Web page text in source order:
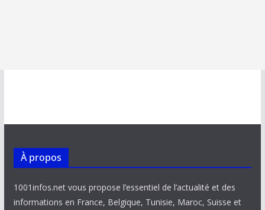
À propos
1001infos.net vous propose l’essentiel de l’actualité et des
informations en France, Belgique, Tunisie, Maroc, Suisse et